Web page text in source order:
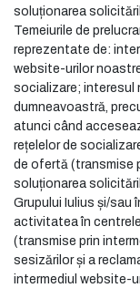
soluționarea
Temeiurile de
reprezentate de:
website-urilor
socializare; interesul
dumneavoastră,
atunci când
rețelelor de
de ofertă (transmise
soluționarea
Grupului Iulius și/sau
activitatea în
(transmise prin
sesizărilor și a
intermediul website-